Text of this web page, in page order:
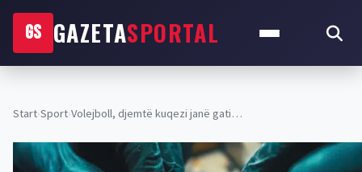
GS GAZETASPORTAL
Start›Sport›Volejboll, djemtë kuqezi janë gati…